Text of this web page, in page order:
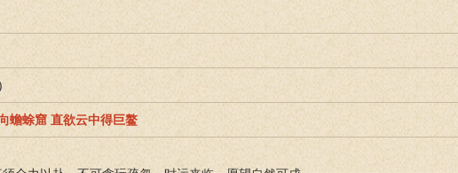
蟾蜍窟 直欲云中得巨鳌